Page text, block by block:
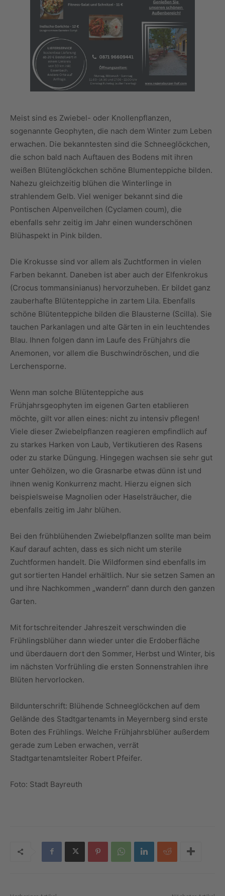
Meist sind es Zwiebel- oder Knollenpflanzen,
sogenannte Geophyten, die nach dem Winter zum Leben
erwachen. Die bekanntesten sind die Schneeglöckchen,
die schon bald nach Auftauen des Bodens mit ihren
weißen Blütenglöckchen schöne Blumenteppiche bilden.
Nahezu gleichzeitig blühen die Winterlinge in
strahlendem Gelb. Viel weniger bekannt sind die
Pontischen Alpenveilchen (Cyclamen coum), die
ebenfalls sehr zeitig im Jahr einen wunderschönen
Blühaspekt in Pink bilden.
Die Krokusse sind vor allem als Zuchtformen in vielen
Farben bekannt. Daneben ist aber auch der Elfenkrokus
(Crocus tommansinianus) hervorzuheben. Er bildet ganz
zauberhafte Blütenteppiche in zartem Lila. Ebenfalls
schöne Blütenteppiche bilden die Blausterne (Scilla). Sie
tauchen Parkanlagen und alte Gärten in ein leuchtendes
Blau. Ihnen folgen dann im Laufe des Frühjahrs die
Anemonen, vor allem die Buschwindröschen, und die
Lerchensporne.
Wenn man solche Blütenteppiche aus
Frühjahrsgeophyten im eigenen Garten etablieren
möchte, gilt vor allen eines: nicht zu intensiv pflegen!
Viele dieser Zwiebelpflanzen reagieren empfindlich auf
zu starkes Harken von Laub, Vertikutieren des Rasens
oder zu starke Düngung. Hingegen wachsen sie sehr gut
unter Gehölzen, wo die Grasnarbe etwas dünn ist und
ihnen wenig Konkurrenz macht. Hierzu eignen sich
beispielsweise Magnolien oder Haselsträucher, die
ebenfalls zeitig im Jahr blühen.
Bei den frühblühenden Zwiebelpflanzen sollte man beim
Kauf darauf achten, dass es sich nicht um sterile
Zuchtformen handelt. Die Wildformen sind ebenfalls im
gut sortierten Handel erhältlich. Nur sie setzen Samen an
und ihre Nachkommen „wandern“ dann durch den ganzen
Garten.
Mit fortschreitender Jahreszeit verschwinden die
Frühlingsblüher dann wieder unter die Erdoberfläche
und überdauern dort den Sommer, Herbst und Winter, bis
im nächsten Vorfrühling die ersten Sonnenstrahlen ihre
Blüten hervorlocken.
Bildunterschrift: Blühende Schneeglöckchen auf dem
Gelände des Stadtgartenamts in Meyernberg sind erste
Boten des Frühlings. Welche Frühjahrsblüher außerdem
gerade zum Leben erwachen, verrät
Stadtgartenamtsleiter Robert Pfeifer.
Foto: Stadt Bayreuth